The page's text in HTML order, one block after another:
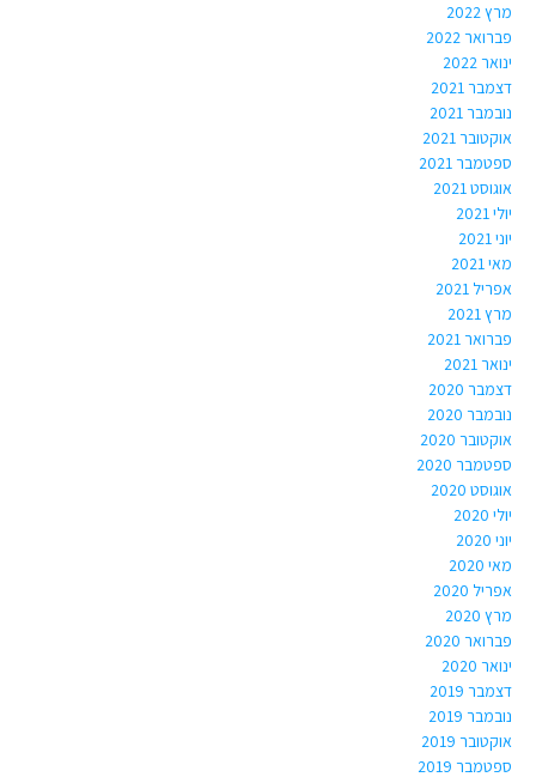
מרץ 2022
פברואר 2022
ינואר 2022
דצמבר 2021
נובמבר 2021
אוקטובר 2021
ספטמבר 2021
אוגוסט 2021
יולי 2021
יוני 2021
מאי 2021
אפריל 2021
מרץ 2021
פברואר 2021
ינואר 2021
דצמבר 2020
נובמבר 2020
אוקטובר 2020
ספטמבר 2020
אוגוסט 2020
יולי 2020
יוני 2020
מאי 2020
אפריל 2020
מרץ 2020
פברואר 2020
ינואר 2020
דצמבר 2019
נובמבר 2019
אוקטובר 2019
ספטמבר 2019